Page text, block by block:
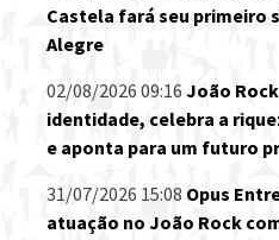
Castela fará seu primeiro
Alegre
02/08/2026 09:16 João
identidade, celebra a
e aponta para um futuro
31/07/2026 15:08 Opus
atuação no João Rock